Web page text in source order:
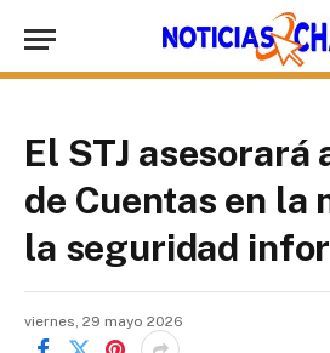
El STJ asesorará
de Cuentas en la
la seguridad
viernes, 29 mayo 2026